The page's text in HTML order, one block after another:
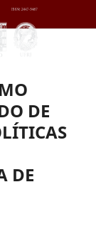
DE
DE